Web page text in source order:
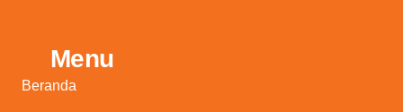
Menu
Beranda